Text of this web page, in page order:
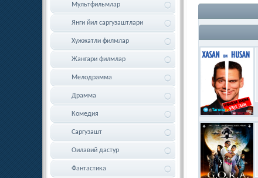
Мультфильмлар
Янги йил саргузаштлари
Хужжатли филмлар
Жангари филмлар
Мелодрамма
Драмма
Комедия
Саргузашт
Оилавий дастур
Фантастика